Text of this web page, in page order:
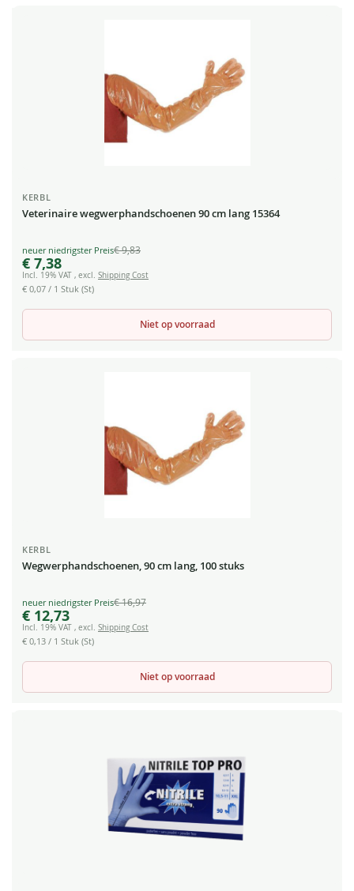
KERBL
Veterinaire wegwerphandschoenen 90 cm lang 15364
Special
Price
€ 7,38
€ 9,83
Incl. 19% VAT , excl. Shipping Cost
€ 0,07 / 1 Stuk (St)
Niet op voorraad
KERBL
Wegwerphandschoenen, 90 cm lang, 100 stuks
Special
Price
€ 12,73
€ 16,97
Incl. 19% VAT , excl. Shipping Cost
€ 0,13 / 1 Stuk (St)
Niet op voorraad